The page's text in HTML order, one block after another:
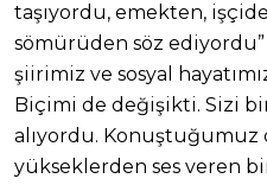
taşıyordu, emekten,
sömürüden söz
şiirimiz ve sosyal
Biçimi de değişikti. Sizi
alıyordu.
yükseklerden ses veren